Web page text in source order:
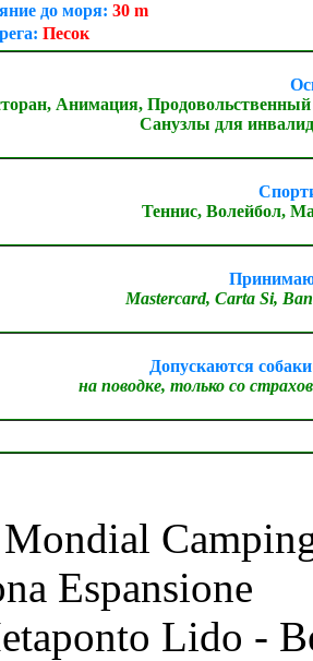
до моря: 30 m
Песок
Анимация,
Санузлы для
Теннис, Волейбол,
Mastercard, Carta Si,
Допускаются
на поводке, только со
Espansione
Lido -